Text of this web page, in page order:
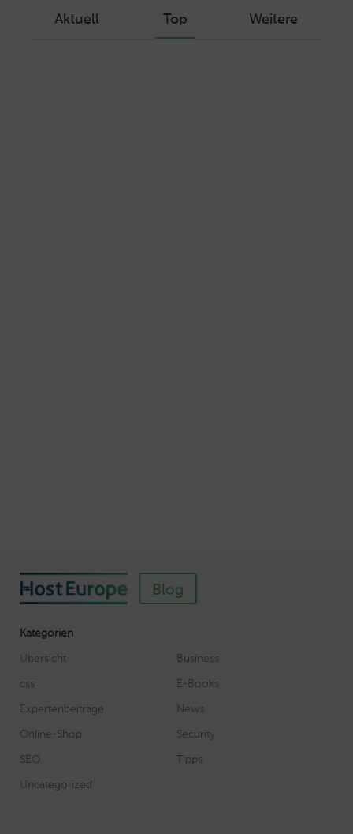
Aktuell Top Weitere
Blog
Kategorien
Übersicht
Business
css
E-Books
Expertenbeiträge
News
Online-Shop
Security
SEO
Tipps
Uncategorized